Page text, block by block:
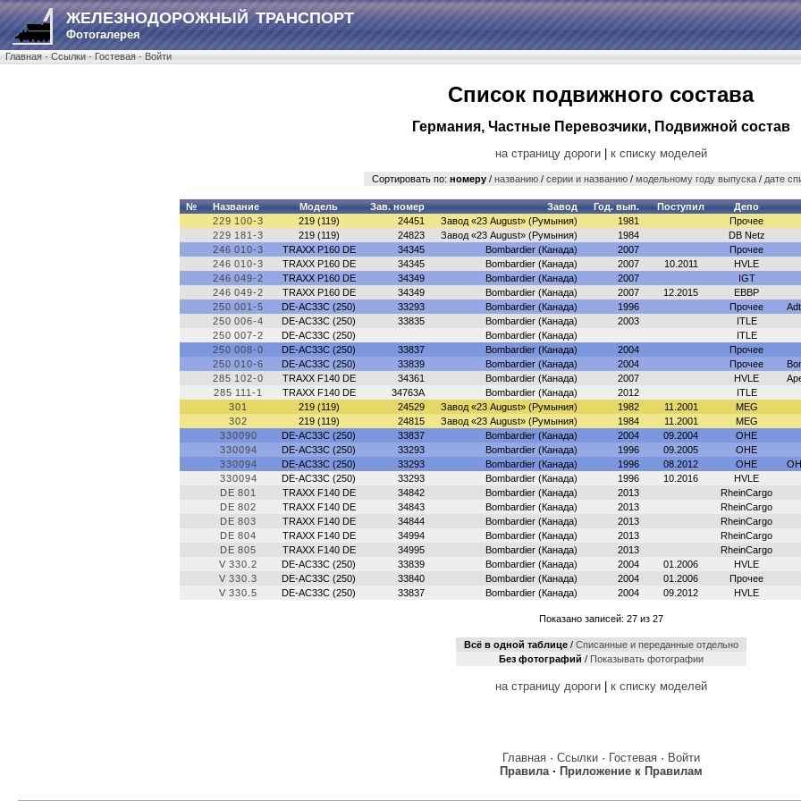
ЖЕЛЕЗНОДОРОЖНЫЙ ТРАНСПОРТ
Фотогалерея
Главная·Ссылки·Гостевая·Войти
Список подвижного состава
Германия, Частные Перевозчики, Подвижной состав
на страницу дороги| к списку моделей
Сортировать по: номеру/ названию/ серии и названию/ модельному году выпуска/ дате
№ Название Модель Зав. номер Завод Год. вып. Поступил
Депо
229 100-3
219 (119) 24451 Завод «23 August» (Румыния) 1981
Прочее
229 181-3
219 (119) 24823 Завод «23 August» (Румыния) 1984
DB Netz
246 010-3
TRAXX P160 DE 34345 Bombardier (Канада) 2007
Прочее
246 010-3
TRAXX P160 DE 34345 Bombardier (Канада) 2007 10.2011
HVLE
246 049-2
TRAXX P160 DE 34349 Bombardier (Канада) 2007
IGT
246 049-2
TRAXX P160 DE 34349 Bombardier (Канада) 2007 12.2015
EBBP
250 001-5
DE-AC33C (250) 33293 Bombardier (Канада) 1996 Прочее
250 006-4
DE-AC33C (250) 33835 Bombardier (Канада) 2003
ITLE
250 007-2
DE-AC33C (250) Bombardier (Канада)
ITLE
250 008-0
DE-AC33C (250) 33837 Bombardier (Канада) 2004
Прочее
250 010-6
DE-AC33C (250) 33839 Bombardier (Канада) 2004 Прочее
285 102-0
TRAXX F140 DE 34361 Bombardier (Канада) 2007 HVLE
285 111-1
TRAXX F140 DE 34763A Bombardier (Канада) 2012
ITLE
301
219 (119) 24529 Завод «23 August» (Румыния) 1982 11.2001
MEG
302
219 (119) 24815 Завод «23 August» (Румыния) 1984 11.2001
MEG
330090
DE-AC33C (250) 33837 Bombardier (Канада) 2004 09.2004
OHE
330094
DE-AC33C (250) 33293 Bombardier (Канада) 1996 09.2005
OHE
330094
DE-AC33C (250) 33293 Bombardier (Канада) 1996 08.2012 OHE
330094
DE-AC33C (250) 33293 Bombardier (Канада) 1996 10.2016
HVLE
DE 801
TRAXX F140 DE 34842 Bombardier (Канада) 2013
RheinCargo
DE 802
TRAXX F140 DE 34843 Bombardier (Канада) 2013
RheinCargo
DE 803
TRAXX F140 DE 34844 Bombardier (Канада) 2013
RheinCargo
DE 804
TRAXX F140 DE 34994 Bombardier (Канада) 2013
RheinCargo
DE 805
TRAXX F140 DE 34995 Bombardier (Канада) 2013
RheinCargo
V 330.2
DE-AC33C (250) 33839 Bombardier (Канада) 2004 01.2006
HVLE
V 330.3
DE-AC33C (250) 33840 Bombardier (Канада) 2004 01.2006
Прочее
V 330.5
DE-AC33C (250) 33837 Bombardier (Канада) 2004 09.2012 HVLE
Показано записей: 27 из 27
Всё в одной таблице/ Cписанные и переданные отдельно
Без фотографий / Показывать фотографии
на страницу дороги| к списку моделей
Главная· Ссылки· Гостевая· Войти
Правила· Приложение к Правилам